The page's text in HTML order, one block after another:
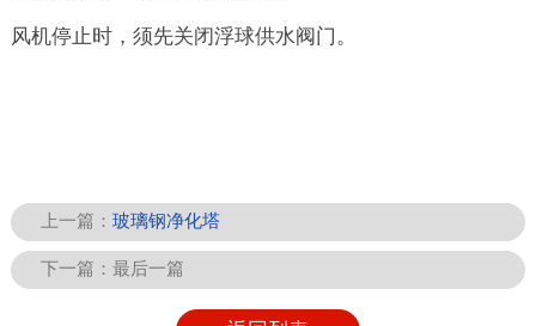
风机停止时，须先关闭浮球供水阀门。
上一篇：玻璃钢净化塔
下一篇：最后一篇